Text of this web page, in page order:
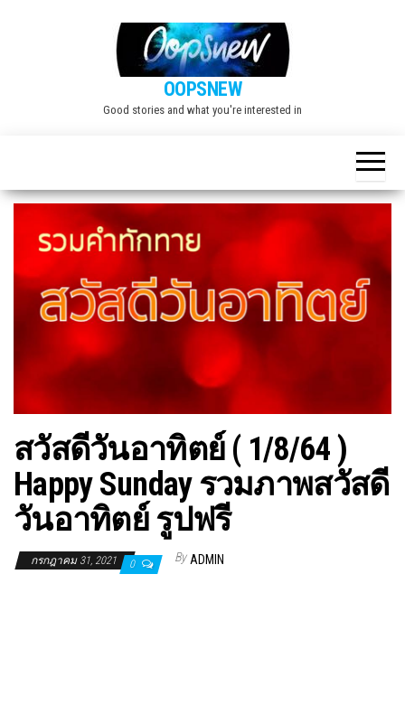
OOPSNEW
Good stories and what you're interested in
สวัสดีวันอาทิตย์ ( 1/8/64 )
Happy Sunday รวมภาพสวัสดี
วันอาทิตย์ รูปฟรี
กรกฎาคม 31, 2021 0 By ADMIN